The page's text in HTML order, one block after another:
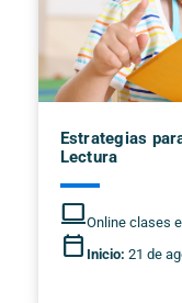
Estrategias
Lectura
computerOnline clases
calendar_today Inicio: 21 de